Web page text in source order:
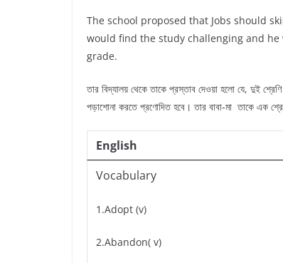
The school proposed that Jobs should
would find the study challenging and
grade.
তার বিদ্যালয় থেকে তাকে প্রস্তাব দেওয়া হলো যে, দুই
পড়াশোনা করতে প্রণোদিত হবে। তার বাবা-মা তাকে এক
English
Vocabulary
1.Adopt (v)
2.Abandon( v)